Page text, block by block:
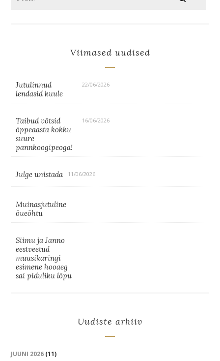
Viimased uudised
Jutulinnud
lendasid kuule
22/06/2026
Taibud võtsid
õppeaasta kokku
suure
pannkoogipeoga!
16/06/2026
Julge unistada 11/06/2026
Muinasjutuline
õueõhtu
Siimu ja Janno
eestveetud
muusikaringi
esimene hooaeg
sai piduliku lõpu
Uudiste arhiiv
JUUNI 2026 (11)